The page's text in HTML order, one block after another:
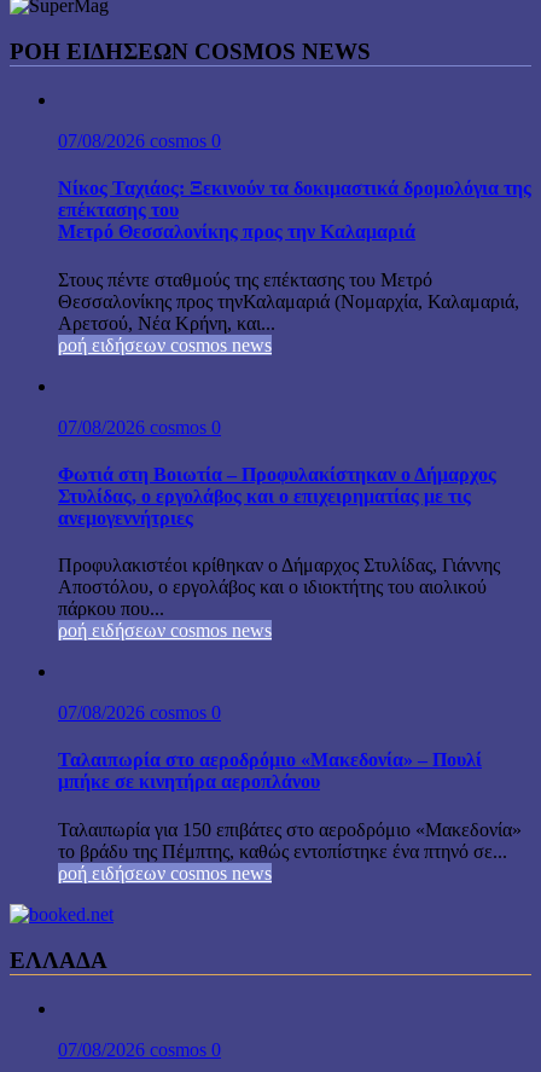
ΡΟΉ ΕΙΔΉΣΕΩΝ COSMOS NEWS
07/08/2026 cosmos 0
Νίκος Ταχιάος: Ξεκινούν τα δοκιμαστικά δρομολόγια της
επέκτασης του
Μετρό Θεσσαλονίκης προς την Καλαμαριά
Στους πέντε σταθμούς της επέκτασης του Μετρό
Θεσσαλονίκης προς τηνΚαλαμαριά (Νομαρχία, Καλαμαριά,
Αρετσού, Νέα Κρήνη, και...
ροή ειδήσεων cosmos news
07/08/2026 cosmos 0
Φωτιά στη Βοιωτία – Προφυλακίστηκαν ο Δήμαρχος
Στυλίδας, ο εργολάβος και ο επιχειρηματίας με τις
ανεμογεννήτριες
Προφυλακιστέοι κρίθηκαν ο Δήμαρχος Στυλίδας, Γιάννης
Αποστόλου, ο εργολάβος και ο ιδιοκτήτης του αιολικού
πάρκου που...
ροή ειδήσεων cosmos news
07/08/2026 cosmos 0
Ταλαιπωρία στο αεροδρόμιο «Μακεδονία» – Πουλί
μπήκε σε κινητήρα αεροπλάνου
Ταλαιπωρία για 150 επιβάτες στο αεροδρόμιο «Μακεδονία»
το βράδυ της Πέμπτης, καθώς εντοπίστηκε ένα πτηνό σε...
ροή ειδήσεων cosmos news
ΕΛΛΑΔΑ
07/08/2026 cosmos 0